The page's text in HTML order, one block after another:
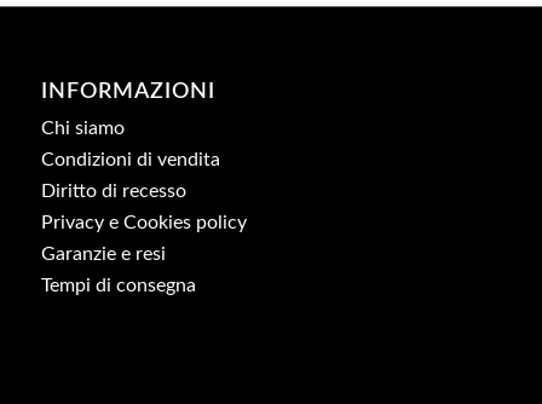
INFORMAZIONI
Chi siamo
Condizioni di vendita
Diritto di recesso
Privacy e Cookies policy
Garanzie e resi
Tempi di consegna